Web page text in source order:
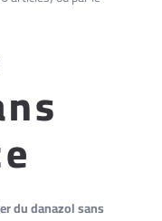
du danazol sans